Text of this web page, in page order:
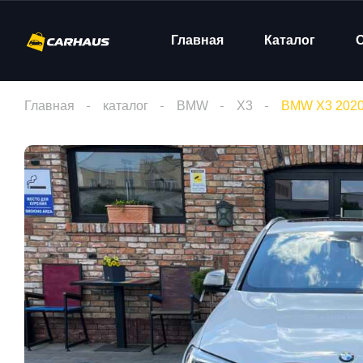
Главная Каталог
Главная каталог BMW X3 BMW X3